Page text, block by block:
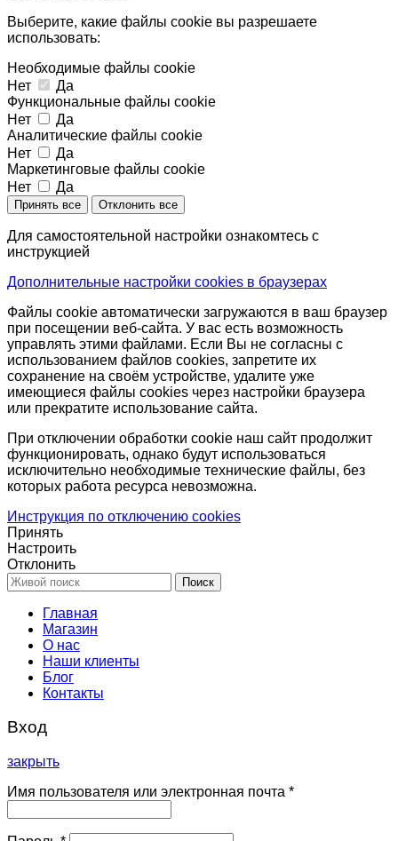
Выберите, какие файлы cookie вы разрешаете
использовать:
Необходимые файлы cookie
Нет
Да
Функциональные файлы cookie
Нет
Да
Аналитические файлы cookie
Нет
Да
Маркетинговые файлы cookie
Нет
Да
Принять все Отклонить все
Для самостоятельной настройки ознакомтесь с
инструкцией
Дополнительные настройки cookies в браузерах
Файлы cookie автоматически загружаются в ваш браузер
при посещении веб-сайта. У вас есть возможность
управлять этими файлами. Если Вы не согласны с
использованием файлов cookies, запретите их
сохранение на своём устройстве, удалите уже
имеющиеся файлы cookies через настройки браузера
или прекратите использование сайта.
При отключении обработки cookie наш сайт продолжит
функционировать, однако будут использоваться
исключительно необходимые технические файлы, без
которых работа ресурса невозможна.
Инструкция по отключению cookies
Принять
Настроить
Отклонить
Поиск
Главная
Магазин
О нас
Наши клиенты
Блог
Контакты
Вход
закрыть
Имя пользователя или электронная почта *